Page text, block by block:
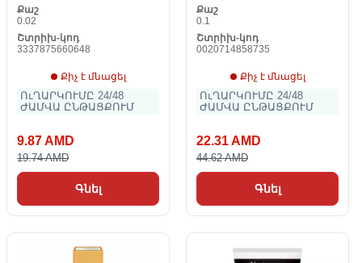
Քաշ
0.02
Շտրիխ-կոդ
3337875660648
Քիչ է մնացել
ՈւՂԱՐԿՈՒՄԸ 24/48
ԺԱՄՎԱ ԸՆԹԱՑՔՈՒՄ
9.87 AMD
19.74 AMD
Գնել
Քաշ
0.1
Շտրիխ-կոդ
0020714858735
Քիչ է մնացել
ՈւՂԱՐԿՈՒՄԸ 24/48
ԺԱՄՎԱ ԸՆԹԱՑՔՈՒՄ
22.31 AMD
44.62 AMD
Գնել